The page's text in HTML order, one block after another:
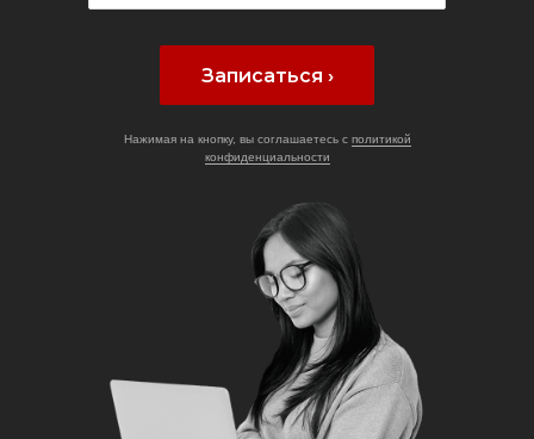
Записаться ›
Нажимая на кнопку, вы соглашаетесь с политикой
конфиденциальности